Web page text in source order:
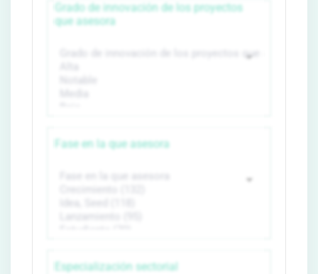
Grado de innovación de los proyectos
que asesora
Fase en la que asesora
Especialización sectorial